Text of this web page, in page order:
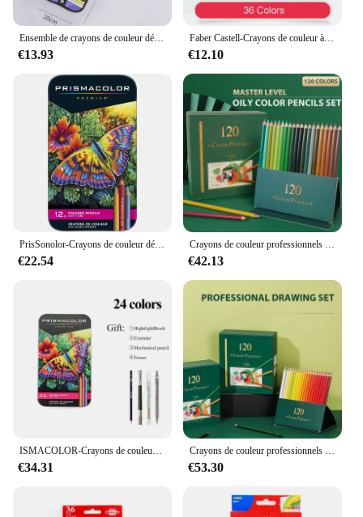
Ensemble de crayons de couleur détendus pour adultes et enfants, 72 crayons de couleur et sac à crayons en toile, idéal pour les cadeaux de Noël, 2024
€13.93
Faber Castell-Crayons de couleur à l'huile professionnels, détendu, Lapis De Cor, croquis de couleur, coloriage, dessin, ensemble d'art, 48/72
€12.10
PrisSonolor-Crayons de couleur détendus originaux, fournitures d'art pour le dessin, l'esquisse, la coloration adulte, 18 boîtes, 36 couleurs, 72 couleurs, 150 couleurs
€22.54
Crayons de couleur professionnels décontractés pour artistes et étudiants, couleurs vibrantes, décoloration, croquis, coloriage, 120 couleurs
€42.13
€34.31 €53.30